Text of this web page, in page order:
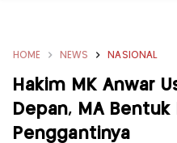
HOME NEWS NASIONAL
Hakim MK Anwar
Depan, MA Bentuk
Penggantinya